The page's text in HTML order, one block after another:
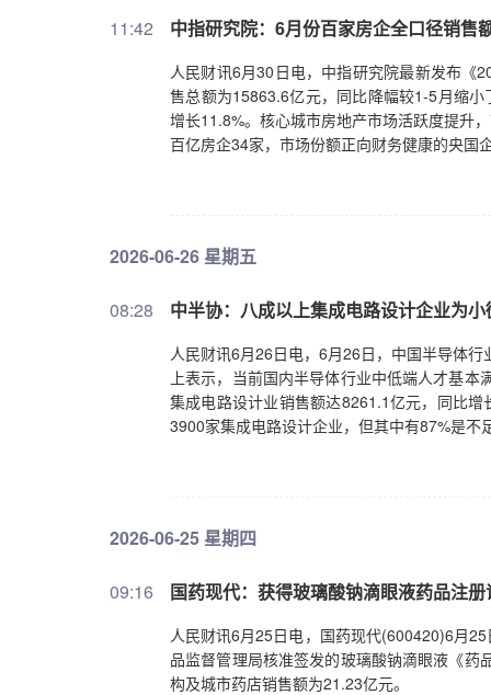
11:42 中指研究院：6月份百家房企全口径销售
人民财讯6月30日电，中指研究院最新发布《
售总额为15863.6亿元，同比降幅较1-5月缩
增长11.8%。核心城市房地产市场活跃度提升
百亿房企34家，市场份额正向财务健康的央国
2026-06-26 星期五
08:28 中半协：八成以上集成电路设计企业为小
人民财讯6月26日电，6月26日，中国半导体
上表示，当前国内半导体行业中低端人才基
集成电路设计业销售额达8261.1亿元，同比
3900家集成电路设计企业，但其中有87%是不
2026-06-25 星期四
09:16 国药现代：获得玻璃酸钠滴眼液药品注册
人民财讯6月25日电，国药现代(600420)6月
品监督管理局核准签发的玻璃酸钠滴眼液《
构及城市药店销售额为21.23亿元。